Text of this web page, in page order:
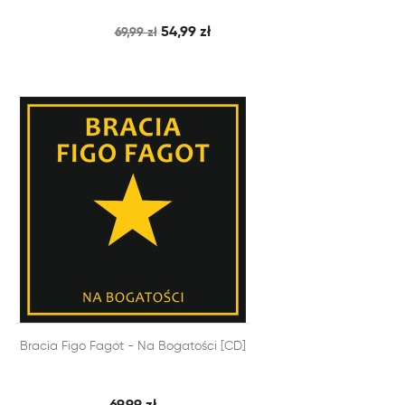
69,99 zł 54,99 zł
DODAJ DO KOSZYKA SZYBKI PODGLĄD
Bracia Figo Fagot - Na Bogatości [CD]